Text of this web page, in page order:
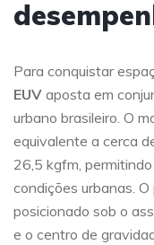
Para conquistar
EUV aposta em
urbano brasileiro. O
equivalente a cerca
26,5 kgfm,
condições urbanas.
posicionado sob o
e o centro de